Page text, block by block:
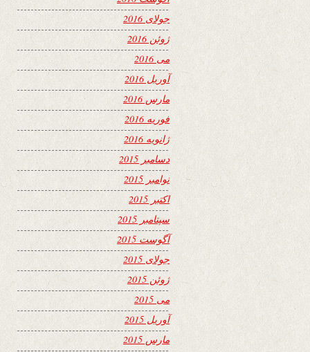
جولای 2016
ژوئن 2016
می 2016
آوریل 2016
مارس 2016
فوریه 2016
ژانویه 2016
دسامبر 2015
نوامبر 2015
اکتبر 2015
سپتامبر 2015
آگوست 2015
جولای 2015
ژوئن 2015
می 2015
آوریل 2015
مارس 2015